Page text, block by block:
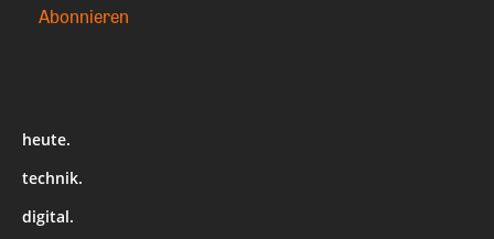
heute.
technik.
digital.